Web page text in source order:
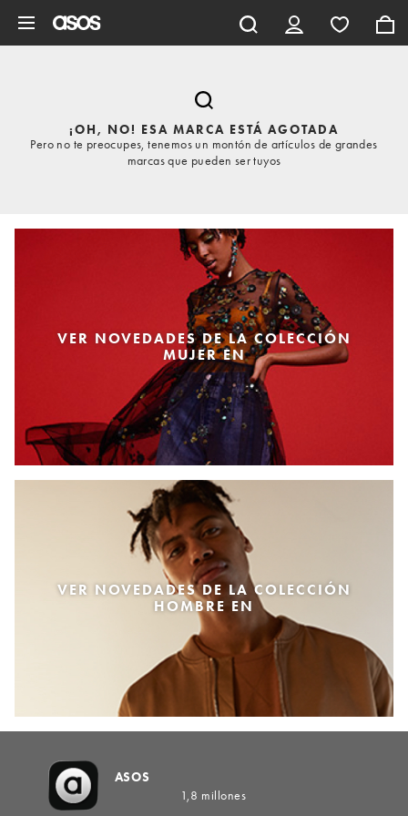
¡OH, NO! ESA MARCA ESTÁ AGOTADA
Pero no te preocupes, tenemos un montón de artículos de grandes
marcas que pueden ser tuyos
VER NOVEDADES DE LA COLECCIÓN
MUJER EN
VER NOVEDADES DE LA COLECCIÓN
HOMBRE EN
ASOS
1,8 millones